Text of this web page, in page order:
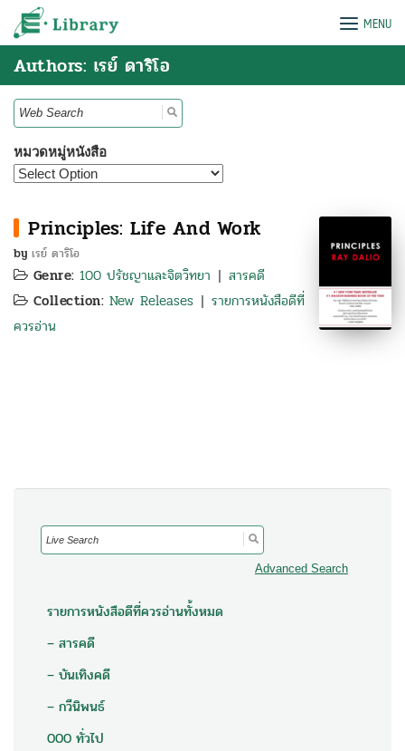
Skip
e-Library MENU
Authors: เรย์ ดาริโอ
Search
for:
หมวดหมู่หนังสือ
Principles: Life And Work
by เรย์ ดาริโอ
Genre: 100 ปรัชญาและจิตวิทยา | สารคดี
Collection: New Releases| รายการหนังสือดีที่
ควรอ่าน
Search
for:
Advanced Search
รายการหนังสือดีที่ควรอ่านทั้งหมด
– สารคดี
– บันเทิงคดี
– กวีนิพนธ์
000 ทั่วไป